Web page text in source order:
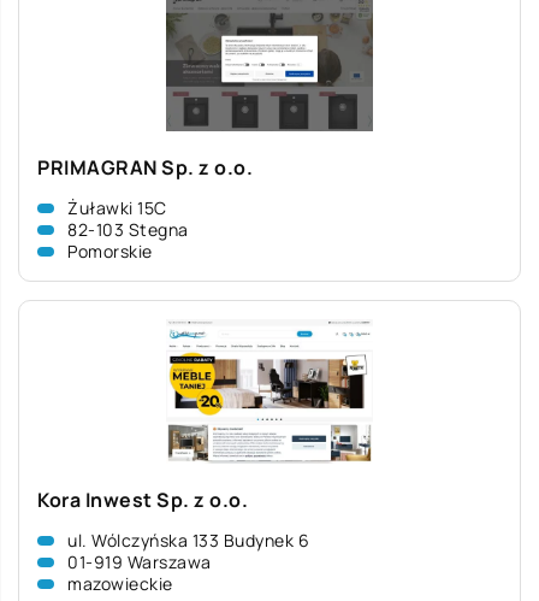
PRIMAGRAN Sp. z o.o.
Żuławki 15C
82-103 Stegna
Pomorskie
Kora Inwest Sp. z o.o.
ul. Wólczyńska 133 Budynek 6
01-919 Warszawa
mazowieckie